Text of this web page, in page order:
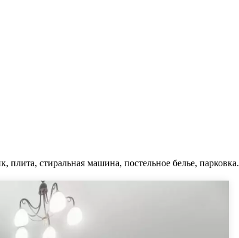
стиральная машина, постельное белье, парковка.